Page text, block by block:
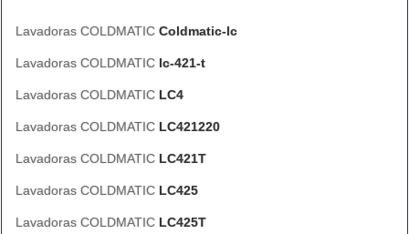
Lavadoras COLDMATIC Coldmatic-lc
Lavadoras COLDMATIC lc-421-t
Lavadoras COLDMATIC LC4
Lavadoras COLDMATIC LC421220
Lavadoras COLDMATIC LC421T
Lavadoras COLDMATIC LC425
Lavadoras COLDMATIC LC425T